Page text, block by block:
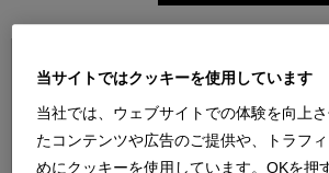
並べ替え：
当サイトではクッキーを使用しています
当社では、ウェブサイトでの体験を向上
たコンテンツや広告のご提供や、トラフ
めにクッキーを使用しています。OKを押